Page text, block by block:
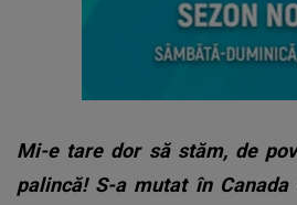
Mi-e tare dor să stăm, de
palincă! S-a mutat în